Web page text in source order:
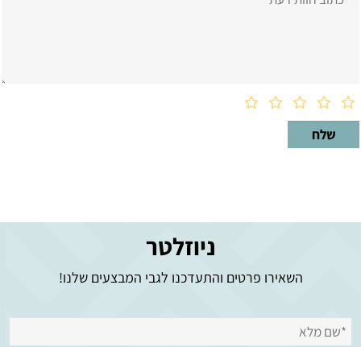
ניוזלטר
השאירו פרטים והתעדכנו לגבי המבצעים שלנו!